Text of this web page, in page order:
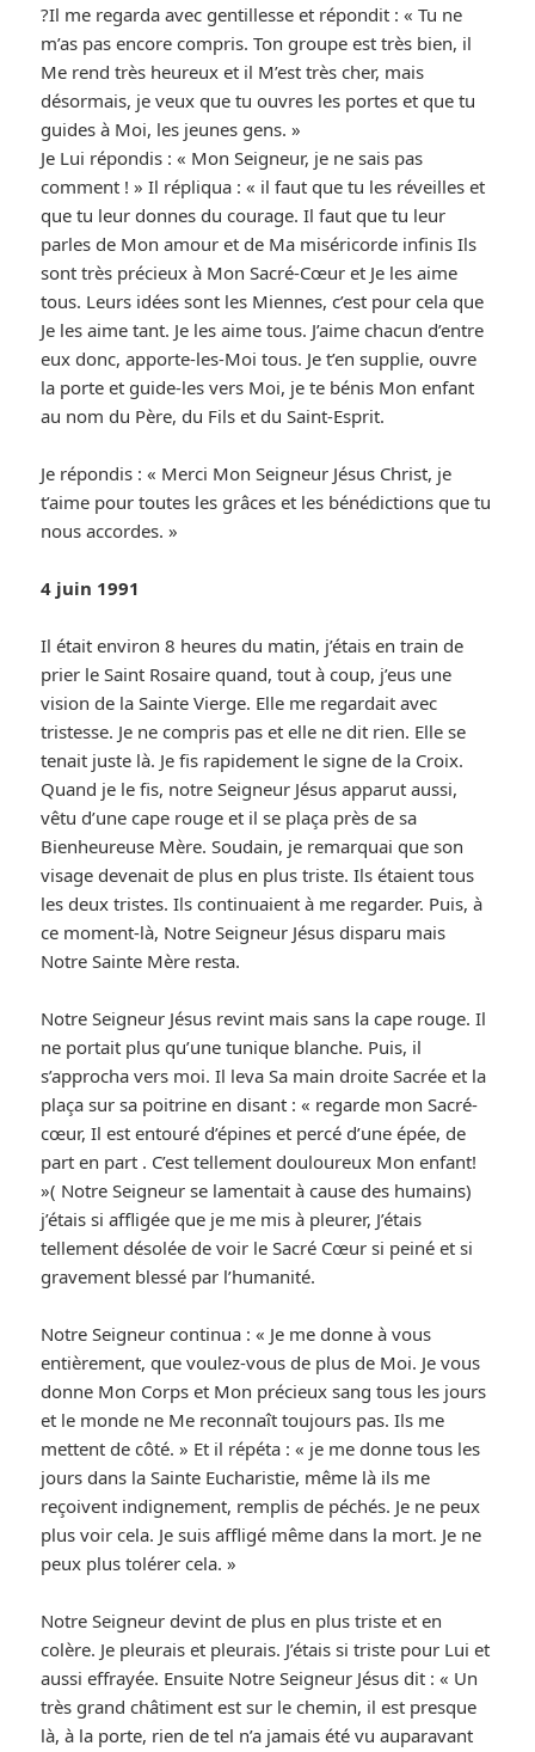
?Il me regarda avec gentillesse et répondit : « Tu ne
m’as pas encore compris. Ton groupe est très bien, il
Me rend très heureux et il M’est très cher, mais
désormais, je veux que tu ouvres les portes et que tu
guides à Moi, les jeunes gens. »
Je Lui répondis : « Mon Seigneur, je ne sais pas
comment ! » Il répliqua : « il faut que tu les réveilles et
que tu leur donnes du courage. Il faut que tu leur
parles de Mon amour et de Ma miséricorde infinis Ils
sont très précieux à Mon Sacré-Cœur et Je les aime
tous. Leurs idées sont les Miennes, c’est pour cela que
Je les aime tant. Je les aime tous. J’aime chacun d’entre
eux donc, apporte-les-Moi tous. Je t’en supplie, ouvre
la porte et guide-les vers Moi, je te bénis Mon enfant
au nom du Père, du Fils et du Saint-Esprit.
Je répondis : « Merci Mon Seigneur Jésus Christ, je
t’aime pour toutes les grâces et les bénédictions que tu
nous accordes. »
4 juin 1991
Il était environ 8 heures du matin, j’étais en train de
prier le Saint Rosaire quand, tout à coup, j’eus une
vision de la Sainte Vierge. Elle me regardait avec
tristesse. Je ne compris pas et elle ne dit rien. Elle se
tenait juste là. Je fis rapidement le signe de la Croix.
Quand je le fis, notre Seigneur Jésus apparut aussi,
vêtu d’une cape rouge et il se plaça près de sa
Bienheureuse Mère. Soudain, je remarquai que son
visage devenait de plus en plus triste. Ils étaient tous
les deux tristes. Ils continuaient à me regarder. Puis, à
ce moment-là, Notre Seigneur Jésus disparu mais
Notre Sainte Mère resta.
Notre Seigneur Jésus revint mais sans la cape rouge. Il
ne portait plus qu’une tunique blanche. Puis, il
s’approcha vers moi. Il leva Sa main droite Sacrée et la
plaça sur sa poitrine en disant : « regarde mon Sacré-
cœur, Il est entouré d’épines et percé d’une épée, de
part en part . C’est tellement douloureux Mon enfant!
»( Notre Seigneur se lamentait à cause des humains)
j’étais si affligée que je me mis à pleurer, J’étais
tellement désolée de voir le Sacré Cœur si peiné et si
gravement blessé par l’humanité.
Notre Seigneur continua : « Je me donne à vous
entièrement, que voulez-vous de plus de Moi. Je vous
donne Mon Corps et Mon précieux sang tous les jours
et le monde ne Me reconnaît toujours pas. Ils me
mettent de côté. » Et il répéta : « je me donne tous les
jours dans la Sainte Eucharistie, même là ils me
reçoivent indignement, remplis de péchés. Je ne peux
plus voir cela. Je suis affligé même dans la mort. Je ne
peux plus tolérer cela. »
Notre Seigneur devint de plus en plus triste et en
colère. Je pleurais et pleurais. J’étais si triste pour Lui et
aussi effrayée. Ensuite Notre Seigneur Jésus dit : « Un
très grand châtiment est sur le chemin, il est presque
là, à la porte, rien de tel n’a jamais été vu auparavant